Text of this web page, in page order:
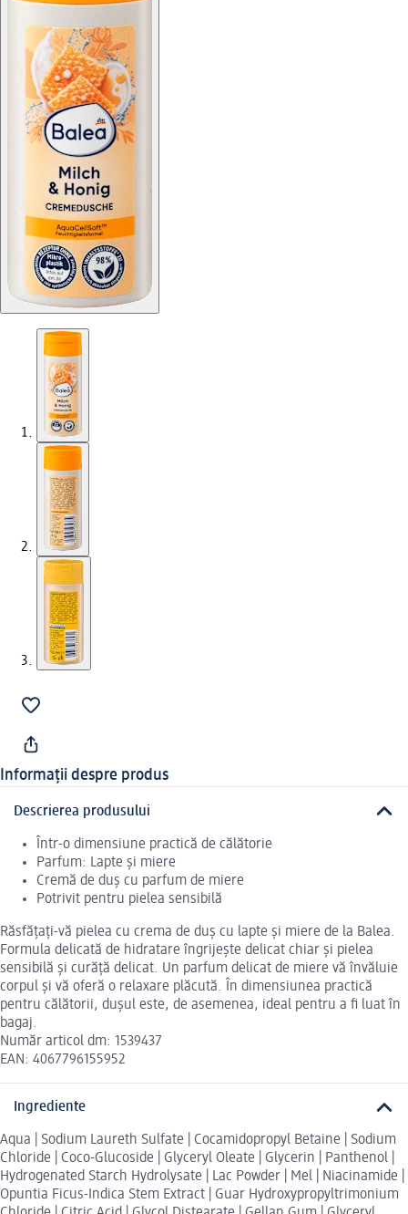
Informații despre produs
Descrierea produsului
Într-o dimensiune practică de călătorie
Parfum: Lapte și miere
Cremă de duș cu parfum de miere
Potrivit pentru pielea sensibilă
Răsfățați-vă pielea cu crema de duș cu lapte și miere de la Balea.
Formula delicată de hidratare îngrijește delicat chiar și pielea
sensibilă și curăță delicat. Un parfum delicat de miere vă învăluie
corpul și vă oferă o relaxare plăcută. În dimensiunea practică
pentru călătorii, dușul este, de asemenea, ideal pentru a fi luat în
bagaj.
Număr articol dm: 1539437
EAN: 4067796155952
Ingrediente
Aqua | Sodium Laureth Sulfate | Cocamidopropyl Betaine | Sodium
Chloride | Coco-Glucoside | Glyceryl Oleate | Glycerin | Panthenol |
Hydrogenated Starch Hydrolysate | Lac Powder | Mel | Niacinamide |
Opuntia Ficus-Indica Stem Extract | Guar Hydroxypropyltrimonium